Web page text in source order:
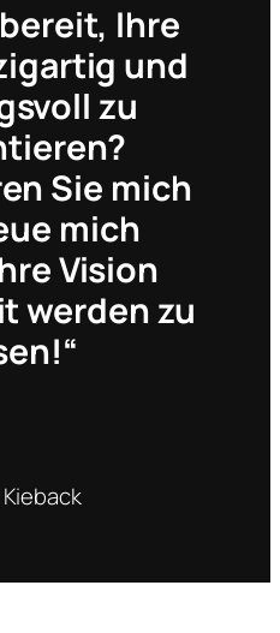
Ihre
und
zu
Sie mich
mich
Vision
werden zu